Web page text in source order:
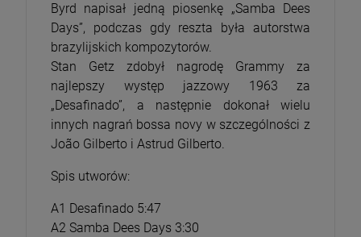
Byrd napisał jedną piosenkę „Samba Dees
Days”, podczas gdy reszta była autorstwa
brazylijskich kompozytorów.
Stan Getz zdobył nagrodę Grammy za
najlepszy występ jazzowy 1963 za
„Desafinado”, a następnie dokonał wielu
innych nagrań bossa novy w szczególności z
João Gilberto i Astrud Gilberto.
Spis utworów:
A1 Desafinado 5:47
A2 Samba Dees Days 3:30